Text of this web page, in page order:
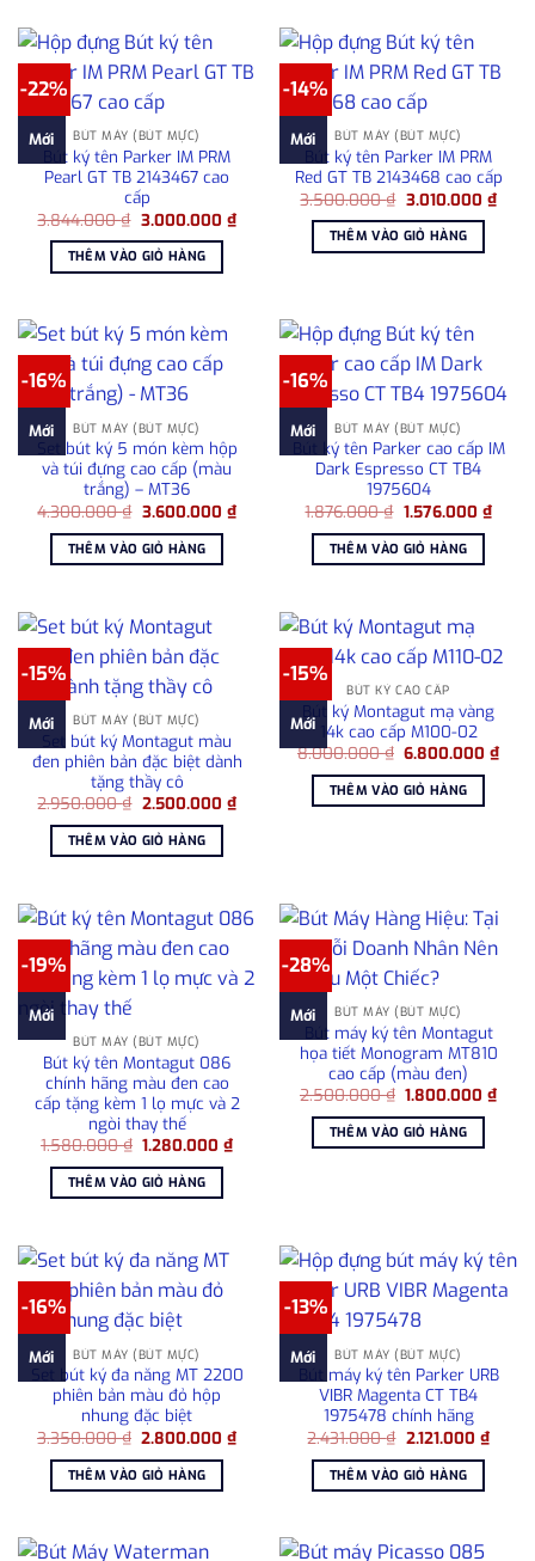
-22%
Mới BÚT MÁY (BÚT MỰC)
Bút ký tên Parker IM PRM
Pearl GT TB 2143467 cao
cấp
3.844.000₫ Giá
là:
3.844.000 ₫.
3.000.000 ₫Giá
hiện
THÊM VÀO GIỎ HÀNG
-14%
Mới BÚT MÁY (BÚT MỰC)
Bút ký tên Parker IM PRM
Red GT TB 2143468 cao cấp
3.500.000₫ Giá
là:
3.500.000 ₫.
3.010.000 ₫Giá
hiện
THÊM VÀO GIỎ HÀNG
-16%
Mới BÚT MÁY (BÚT MỰC)
Set bút ký 5 món kèm hộp
và túi đựng cao cấp (màu
trắng) – MT36
4.300.000₫ Giá
là:
4.300.000 ₫.
3.600.000 ₫Giá
hiện
3.600.000 ₫.
THÊM VÀO GIỎ HÀNG
-16%
Mới BÚT MÁY (BÚT MỰC)
Bút ký tên Parker cao cấp IM
Dark Espresso CT TB4
1975604
1.876.000₫ Giá
là:
1.876.000 ₫.
1.576.000 ₫Giá
hiện
THÊM VÀO GIỎ HÀNG
-15%
Mới BÚT MÁY (BÚT MỰC)
Set bút ký Montagut màu
đen phiên bản đặc biệt dành
tặng thầy cô
2.950.000₫ Giá
là:
2.950.000 ₫.
2.500.000 ₫Giá
hiện
THÊM VÀO GIỎ HÀNG
-15%
Mới
BÚT KÝ CAO CẤP
Bút ký Montagut mạ vàng
14k cao cấp M100-02
8.000.000₫ Giá
là:
8.000.000 ₫.
6.800.000₫Giá
hiện
THÊM VÀO GIỎ HÀNG
-19%
Mới
BÚT MÁY (BÚT MỰC)
Bút ký tên Montagut 086
chính hãng màu đen cao
cấp tặng kèm 1 lọ mực và 2
ngòi thay thế
1.580.000₫ Giá
là:
1.580.000 ₫.
1.280.000₫Giá
THÊM VÀO GIỎ HÀNG
-28%
Mới BÚT MÁY (BÚT MỰC)
Bút máy ký tên Montagut
họa tiết Monogram MT810
cao cấp (màu đen)
2.500.000₫ Giá
là:
2.500.000 ₫.
1.800.000₫Giá
THÊM VÀO GIỎ HÀNG
-16%
Mới BÚT MÁY (BÚT MỰC)
Set bút ký đa năng MT 2200
phiên bản màu đỏ hộp
nhung đặc biệt
3.350.000₫ Giá
là:
3.350.000 ₫.
2.800.000₫Giá
hiện
2.800.000 ₫.
THÊM VÀO GIỎ HÀNG
-13%
Mới BÚT MÁY (BÚT MỰC)
Bút máy ký tên Parker URB
VIBR Magenta CT TB4
1975478 chính hãng
2.431.000₫ Giá
là:
2.431.000 ₫.
2.121.000 ₫Giá
hiện
THÊM VÀO GIỎ HÀNG